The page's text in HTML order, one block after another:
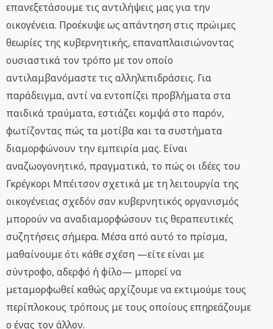
επανεξετάσουμε τις αντιλήψεις μας για την
οικογένεια. Προέκυψε ως απάντηση στις πρώιμες
θεωρίες της κυβερνητικής, επαναπλαισιώνοντας
ουσιαστικά τον τρόπο με τον οποίο
αντιλαμβανόμαστε τις αλληλεπιδράσεις. Για
παράδειγμα, αντί να εντοπίζει προβλήματα στα
παιδικά τραύματα, εστιάζει κομψά στο παρόν,
φωτίζοντας πώς τα μοτίβα και τα συστήματα
διαμορφώνουν την εμπειρία μας. Είναι
αναζωογονητικό, πραγματικά, το πώς οι ιδέες του
Γκρέγκορι Μπέιτσον σχετικά με τη λειτουργία της
οικογένειας σχεδόν σαν κυβερνητικός οργανισμός
μπορούν να αναδιαμορφώσουν τις θεραπευτικές
συζητήσεις σήμερα. Μέσα από αυτό το πρίσμα,
μαθαίνουμε ότι κάθε σχέση —είτε είναι με
σύντροφο, αδερφό ή φίλο— μπορεί να
μεταμορφωθεί καθώς αρχίζουμε να εκτιμούμε τους
περίπλοκους τρόπους με τους οποίους επηρεάζουμε
ο ένας τον άλλον.